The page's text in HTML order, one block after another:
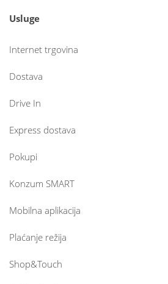
Usluge
Internet trgovina
Dostava
Drive In
Express dostava
Pokupi
Konzum SMART
Mobilna aplikacija
Plaćanje režija
Shop&Touch